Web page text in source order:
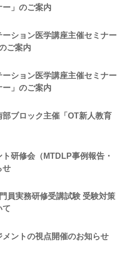
ー」のご案内
ション医学講座主催セミナー
ご案内
ション医学講座主催セミナー
ー」のご案内
ブロック主催「OT新人教育
研修会（MTDLP事例報告・
せ
員実務研修受講試験 受験対策
て
ントの視点開催のお知らせ